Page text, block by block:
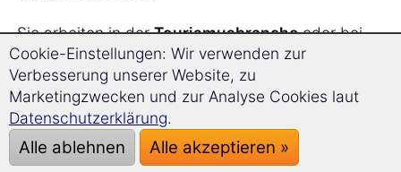
Sie arbeiten in derTourismusbrancheoder bei
einemReiseveranstalterund benötigen für
diese Arbeit den entsprechenden Wortschatz
auf Slowenisch?
Sie planen, für einige Zeit ins Ausland zu gehen
und dort imService- oder Küchenbereich
Cookie-Einstellungen: Wir verwenden zur
Verbesserung unserer Website, zu
Marketingzwecken und zur Analyse Cookies laut
Datenschutzerklärung.
Alle ablehnen Alle akzeptieren »